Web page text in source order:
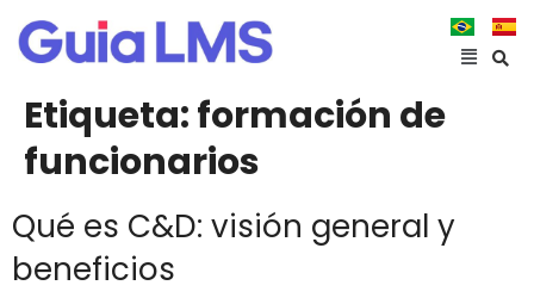
Etiqueta:formación de
funcionarios
Qué es C&D: visión general y
beneficios